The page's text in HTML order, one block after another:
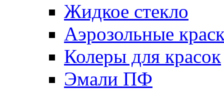
Жидкое стекло
Аэрозольные
Колеры для красок
Эмали ПФ